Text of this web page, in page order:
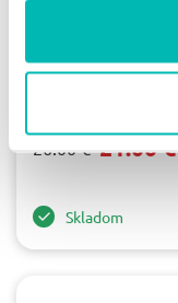
VICTORINOX -
SPARTAN / RED
26.00 € 21.00 €
Skladom